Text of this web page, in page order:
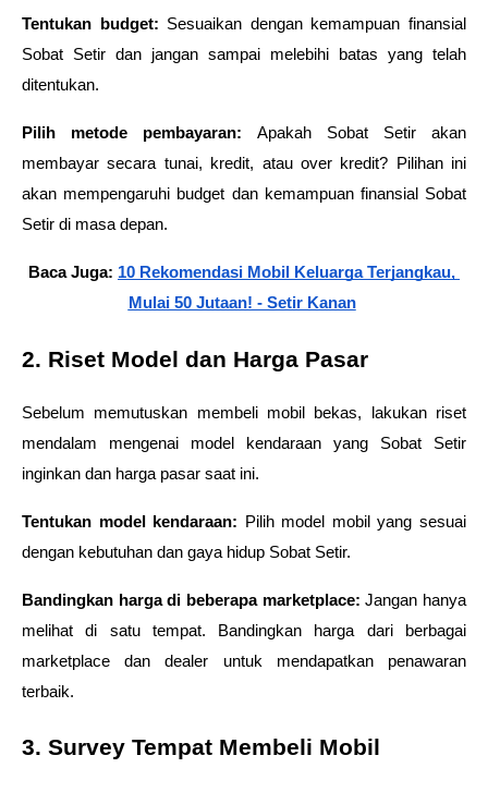
Tentukan budget: Sesuaikan dengan kemampuan finansial
Sobat Setir dan jangan sampai melebihi batas yang telah
ditentukan.
Pilih metode pembayaran: Apakah Sobat Setir akan
membayar secara tunai, kredit, atau over kredit? Pilihan ini
akan mempengaruhi budget dan kemampuan finansial Sobat
Setir di masa depan.
Baca Juga: 10 Rekomendasi Mobil Keluarga Terjangkau,
Mulai 50 Jutaan! - Setir Kanan
2. Riset Model dan Harga Pasar
Sebelum memutuskan membeli mobil bekas, lakukan riset
mendalam mengenai model kendaraan yang Sobat Setir
inginkan dan harga pasar saat ini.
Tentukan model kendaraan: Pilih model mobil yang sesuai
dengan kebutuhan dan gaya hidup Sobat Setir.
Bandingkan harga di beberapa marketplace: Jangan hanya
melihat di satu tempat. Bandingkan harga dari berbagai
marketplace dan dealer untuk mendapatkan penawaran
terbaik.
3. Survey Tempat Membeli Mobil